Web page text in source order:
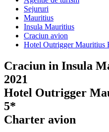
Sejururi
Mauritius
Insula Mauritius
Craciun avion
Hotel Outrigger Mauritius
Craciun in Insula
2021
Hotel Outrigger
5*
Charter avion